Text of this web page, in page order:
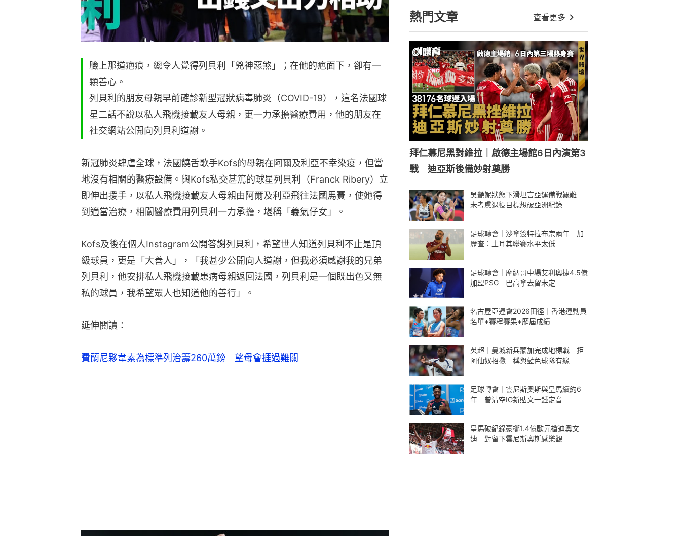
臉上那道疤痕，總令人覺得列貝利「兇神惡煞」；在他的疤面下，卻有一
顆善心。
列貝利的朋友母親早前確診新型冠狀病毒肺炎（COVID-19），這名法國球
星二話不說以私人飛機接載友人母親，更一力承擔醫療費用，他的朋友在
社交網站公開向列貝利道謝。
新冠肺炎肆虐全球，法國饒舌歌手Kofs的母親在阿爾及利亞不幸染疫，但當
地沒有相關的醫療設備。與Kofs私交甚篤的球星列貝利（Franck Ribery）立
即伸出援手，以私人飛機接載友人母親由阿爾及利亞飛往法國馬賽，使她得
到適當治療，相關醫療費用列貝利一力承擔，堪稱「義氣仔女」。
Kofs及後在個人Instagram公開答謝列貝利，希望世人知道列貝利不止是頂
級球員，更是「大善人」，「我甚少公開向人道謝，但我必須感謝我的兄弟
列貝利，他安排私人飛機接載患病母親返回法國，列貝利是一個既出色又無
私的球員，我希望眾人也知道他的善行」。
延伸閱讀：
費蘭尼夥韋素為標準列治籌260萬鎊　望母會捱過難關
熱門文章 查看更多
拜仁慕尼黑對維拉｜啟德主場館6日內演第3
戰 迪亞斯後備妙射奠勝
吳艷妮狀態下滑坦言亞運備戰艱難
未考慮退役目標想破亞洲紀錄
足球轉會｜沙拿簽特拉布宗兩年 加
歷查：土耳其聯賽水平太低
足球轉會｜摩納哥中場艾利奧捷4.5億
加盟PSG 巴高拿去留未定
名古屋亞運會2026田徑｜香港運動員
名單+賽程賽果+歷屆成績
英超｜曼城新兵蒙加完成地標戰 拒
阿仙奴招攬 稱與藍色球隊有緣
足球轉會｜雲尼斯奧斯與皇馬續約6
年 曾清空IG新貼文一錘定音
皇馬破紀錄豪擲1.4億歐元搶迪奧文
迪 對留下雲尼斯奧斯感樂觀